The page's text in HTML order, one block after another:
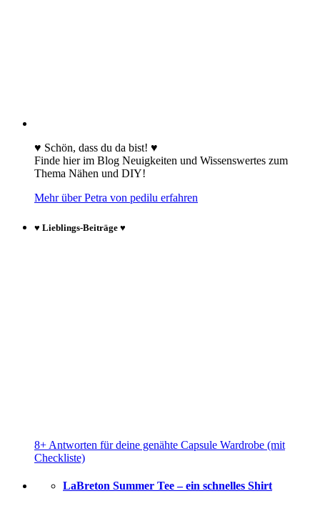
♥ Schön, dass du da bist! ♥
Finde hier im Blog Neuigkeiten und Wissenswertes zum
Thema Nähen und DIY!
Mehr über Petra von pedilu erfahren
♥ Lieblings-Beiträge ♥
8+ Antworten für deine genähte Capsule Wardrobe (mit
Checkliste)
LaBreton Summer Tee – ein schnelles Shirt